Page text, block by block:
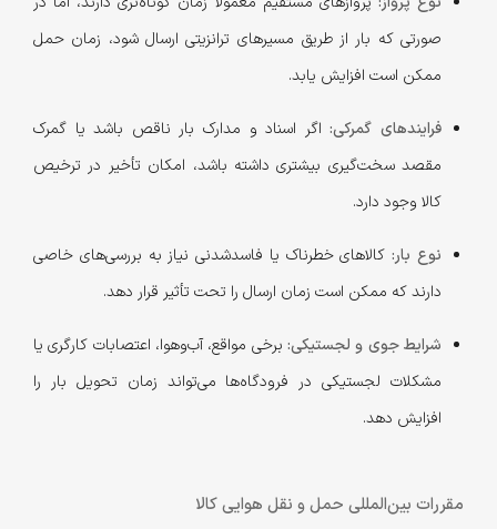
صورتی که بار از طریق مسیرهای ترانزیتی ارسال شود، زمان حمل
ممکن است افزایش یابد.
فرایندهای گمرکی:اگر اسناد و مدارک بار ناقص باشد یا گمرک
مقصد سخت‌گیری بیشتری داشته باشد، امکان تأخیر در ترخیص
کالا وجود دارد.
نوع بار:کالاهای خطرناک یا فاسدشدنی نیاز به بررسی‌های خاصی
دارند که ممکن است زمان ارسال را تحت تأثیر قرار دهد.
شرایط جوی و لجستیکی: برخی مواقع، آب‌وهوا، اعتصابات کارگری یا
مشکلات لجستیکی در فرودگاه‌ها می‌تواند زمان تحویل بار را
افزایش دهد.
مقررات بین‌المللی حمل و نقل هوایی کالا